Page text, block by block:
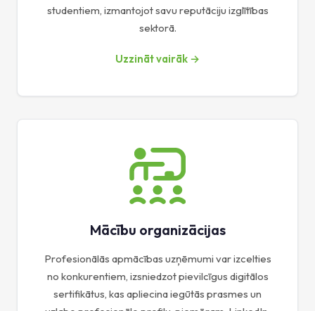
studentiem, izmantojot savu reputāciju izglītības
sektorā.
Uzzināt vairāk →
Mācību organizācijas
Profesionālās apmācības uzņēmumi var izcelties
no konkurentiem, izsniedzot pievilcīgus digitālos
sertifikātus, kas apliecina iegūtās prasmes un